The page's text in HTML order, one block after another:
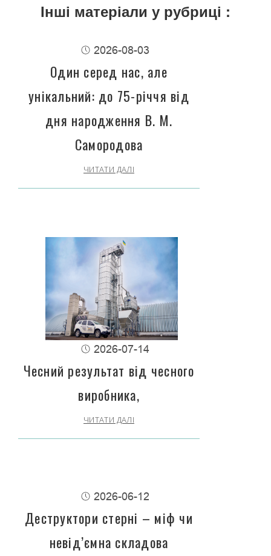
Інші матеріали у рубриці :
2026-08-03
Один серед нас, але
унікальний: до 75-річчя від
дня народження В. М.
Самородова
ЧИТАТИ ДАЛІ
2026-07-14
Чесний результат від чесного
виробника,
ЧИТАТИ ДАЛІ
2026-06-12
Деструктори стерні – міф чи
невід’ємна складова